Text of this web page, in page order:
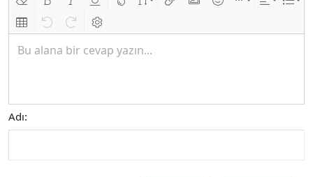
Biçimlendirmeyi kaldır
Kalın Yatık Altını çiz
Insert table
Geri alileri alBB kodunu değiştir
Bu alana bir cevap yazın...
Adı